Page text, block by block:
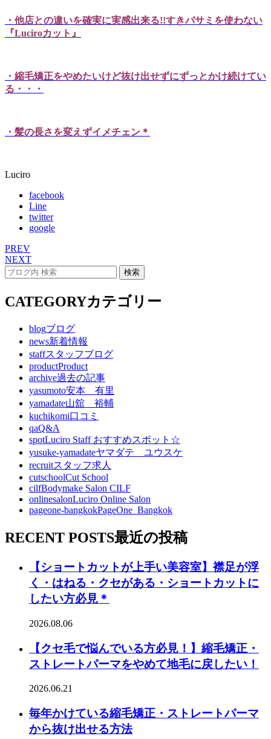
・他店との違いを確実に実感出来る!!すきバサミを使わない
『Luciroカット』
・縮毛矯正をやめたいけど抜け出せずにずっとかけ続けてい
る・・・
・髪の長さを変えずイメチェン＊
Luciro
facebook
Line
twitter
google
PREV
NEXT
CATEGORYカテゴリー
blogブログ
news新着情報
staffスタッフブログ
productProduct
archive過去の記事
yasumoto安本 有里
yamadate山舘 裕輔
kuchikomi口コミ
qaQ&A
spotLuciro Staff おすすめスポット☆
yusuke-yamadateヤマダテ ユウスケ
recruitスタッフ求人
cutschoolCut School
cilfBodymake Salon CILF
onlinesalonLuciro Online Salon
pageone-bangkokPageOne_Bangkok
RECENT POSTS最近の投稿
【ショートカットが上手い美容室】襟足が浮
く・はねる・クセがある・ショートカットに
したい方必見＊
2026.08.06
【クセ毛で悩んでいる方必見！】縮毛矯正・
ストレートパーマをやめて地毛に戻したい！
2026.06.21
毎年かけている縮毛矯正・ストレートパーマ
から抜け出せる方法